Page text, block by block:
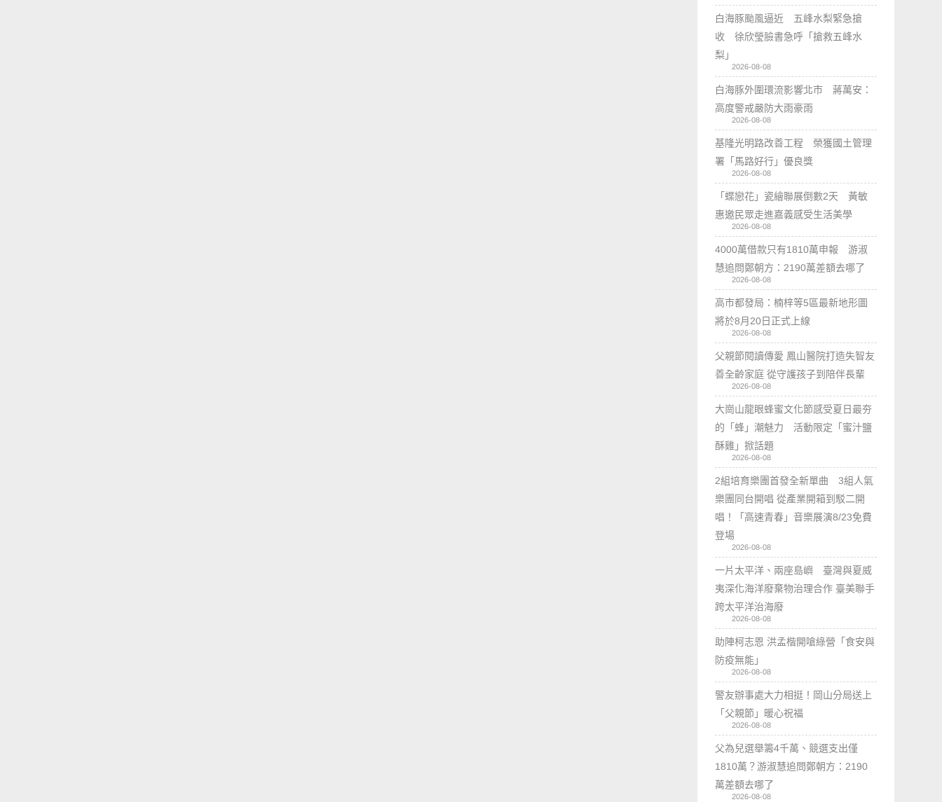
白海豚颱風逼近 五峰水梨緊急搶
收 徐欣瑩臉書急呼「搶救五峰水
梨」
2026-08-08
白海豚外圍環流影響北市 蔣萬安：
高度警戒嚴防大雨豪雨
2026-08-08
基隆光明路改善工程 榮獲國土管理
署「馬路好行」優良獎
2026-08-08
「蝶戀花」瓷繪聯展倒數2天 黃敏
惠邀民眾走進嘉義感受生活美學
2026-08-08
4000萬借款只有1810萬申報 游淑
慧追問鄭朝方：2190萬差額去哪了
2026-08-08
高市都發局：楠梓等5區最新地形圖
將於8月20日正式上線
2026-08-08
父親節閱讀傳愛 鳳山醫院打造失智友
善全齡家庭 從守護孩子到陪伴長輩
2026-08-08
大崗山龍眼蜂蜜文化節感受夏日最夯
的「蜂」潮魅力 活動限定「蜜汁鹽
酥雞」掀話題
2026-08-08
2組培育樂團首發全新單曲 3組人氣
樂團同台開唱 從產業開箱到駁二開
唱！「高速青春」音樂展演8/23免費
登場
2026-08-08
一片太平洋、兩座島嶼 臺灣與夏威
夷深化海洋廢棄物治理合作 臺美聯手
跨太平洋治海廢
2026-08-08
助陣柯志恩 洪孟楷開嗆綠營「食安與
防疫無能」
2026-08-08
警友辦事處大力相挺！岡山分局送上
「父親節」暖心祝福
2026-08-08
父為兒選舉籌4千萬、競選支出僅
1810萬？游淑慧追問鄭朝方：2190
萬差額去哪了
2026-08-08